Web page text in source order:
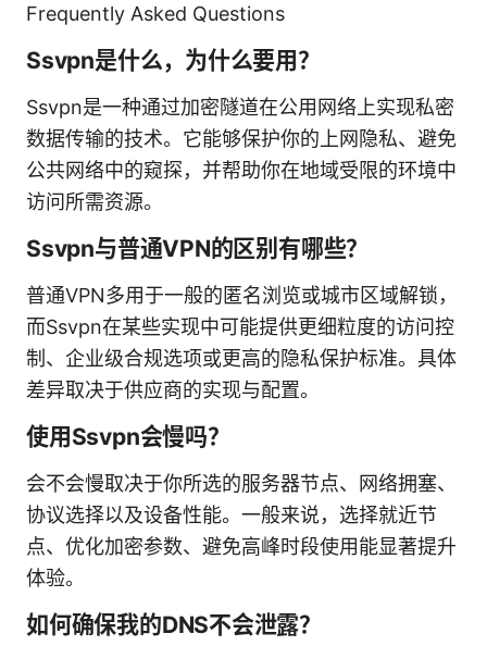
Frequently Asked Questions
Ssvpn是什么，为什么要用？
Ssvpn是一种通过加密隧道在公用网络上实现私密
数据传输的技术。它能够保护你的上网隐私、避免
公共网络中的窥探，并帮助你在地域受限的环境中
访问所需资源。
Ssvpn与普通VPN的区别有哪些？
普通VPN多用于一般的匿名浏览或城市区域解锁，
而Ssvpn在某些实现中可能提供更细粒度的访问控
制、企业级合规选项或更高的隐私保护标准。具体
差异取决于供应商的实现与配置。
使用Ssvpn会慢吗？
会不会慢取决于你所选的服务器节点、网络拥塞、
协议选择以及设备性能。一般来说，选择就近节
点、优化加密参数、避免高峰时段使用能显著提升
体验。
如何确保我的DNS不会泄露？